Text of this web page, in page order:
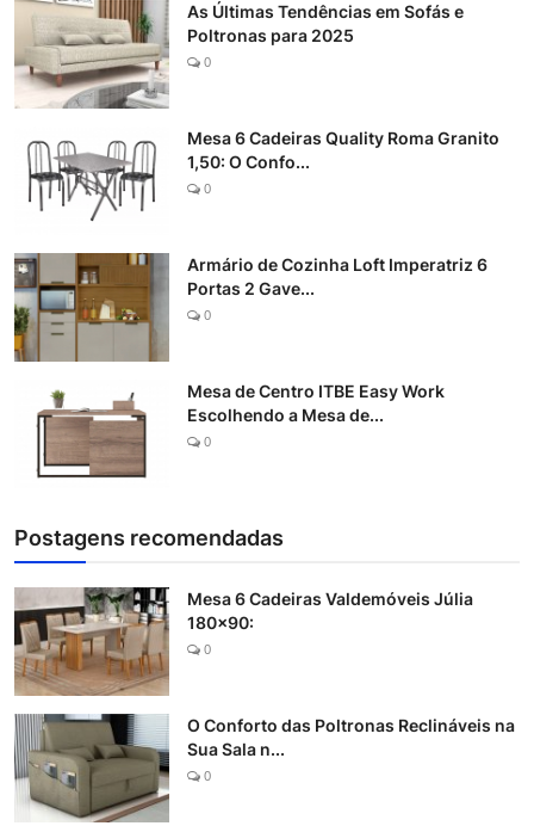
As Últimas Tendências em Sofás e
Poltronas para 2025
0
Mesa 6 Cadeiras Quality Roma Granito
1,50: O Confo...
0
Armário de Cozinha Loft Imperatriz 6
Portas 2 Gave...
0
Mesa de Centro ITBE Easy Work
Escolhendo a Mesa de...
0
Postagens recomendadas
Mesa 6 Cadeiras Valdemóveis Júlia
180x90:
0
O Conforto das Poltronas Reclináveis na
Sua Sala n...
0